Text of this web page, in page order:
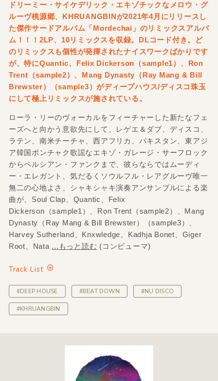
ドリーミー・サイケデリック・エキゾチックなメロウ・グ
ルーヴ桃源郷、KHRUANGBINが2021年4月にリリースし
た傑作サードアルバム「Mordechai」のリミックスアルバ
ム！！！2LP、10リミックスを収録。DLコード付き。ど
のリミックスも個性が発揮されたナイスワークばかりです
が、特にQuantic、Felix Dickerson（sample1）、Ron
Trent（sample2）、Mang Dynasty（Ray Mang & Bill
Brewster）（sample3）がディープハウス/ディスコ珠玉
にして極上リミックスが施されている。
ローラ・リーのヴォーカルをフィーチャーした新たなフェ
ーズへと向かう意欲先にして、レゲエ＆ダブ、ディスコ、
ラテン、南米チーチャ、西アフリカ、パキスタン、東アジ
ア韓国ポンチャク歌謡なエキゾ・ガレージ・サーフロック
からペルシアン・ファンクまで、彼らならではムーディ
ー・エレガント、気だるくソウルフル・レアグルーヴ唯一
無二の心地よさ、シャキシャキ演奏アンサンブルによる楽
曲が、Soul Clap、Quantic、Felix
Dickerson（sample1）、Ron Trent（sample2）、Mang
Dynasty（Ray Mang & Bill Brewster）（sample3）、
Harvey Sutherland、Knxwledge、Kadhja Bonet、Giger
Root、Nata ...もっと読む (コンピューマ)
Track List
#DEEP HOUSE #BEAT DOWN #NU DISCO
#KHRUANGBIN